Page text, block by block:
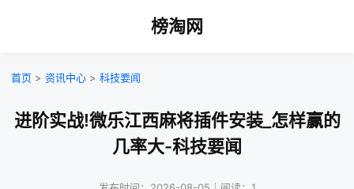
榜淘网
首页 > 资讯中心 > 科技要闻
进阶实战!微乐江西麻将插件安装_怎样赢的
几率大-科技要闻